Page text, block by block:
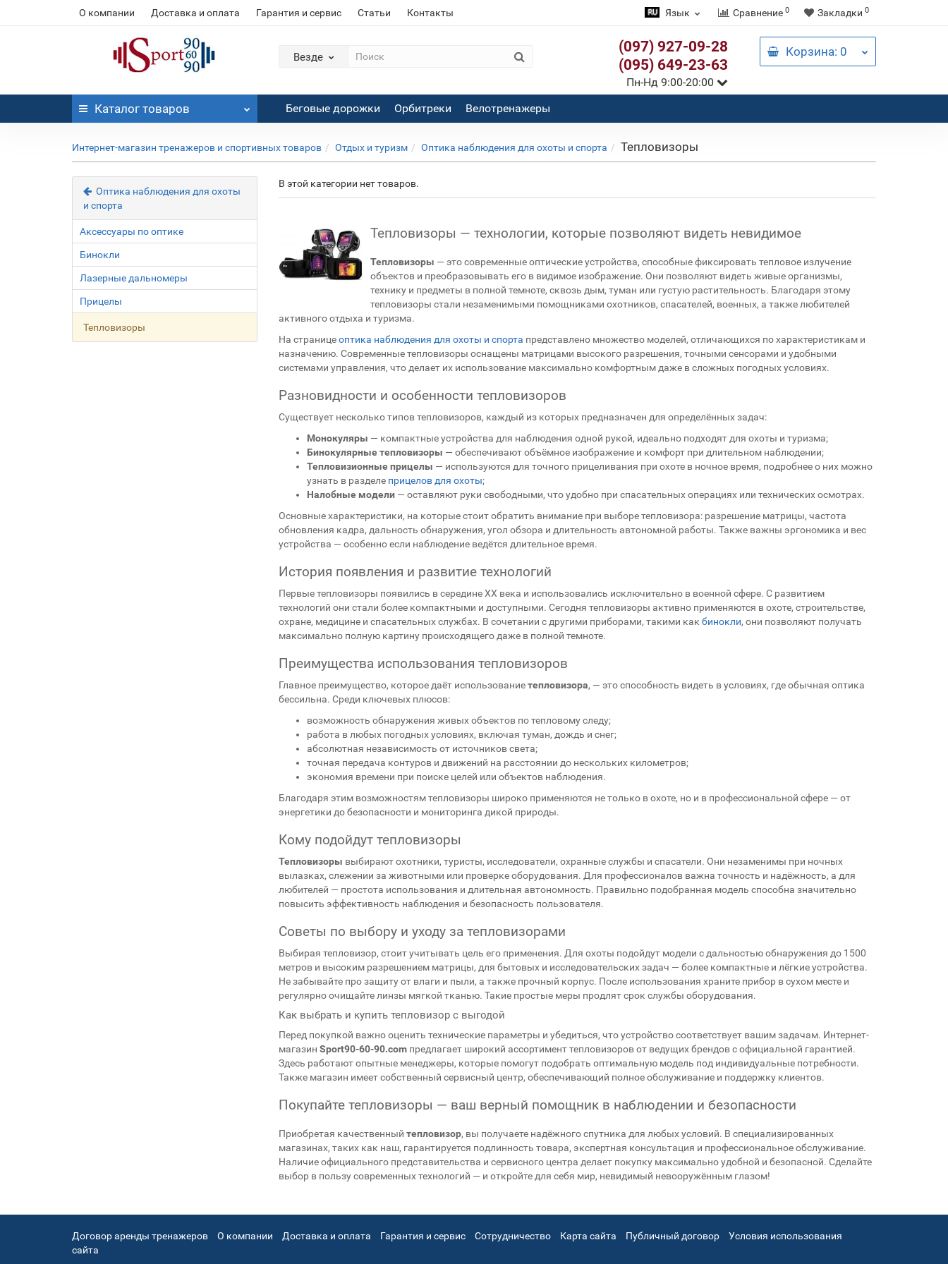
О компании Доставка и оплата Гарантия и сервис Статьи Контакты Язык Сравнение 0 Закладки 0
Везде
(097) 927-09-28
(095) 649-23-63
Пн-Нд 9:00-20:00
Корзина: 0
Каталог товаров Беговые дорожки Орбитреки Велотренажеры
Интернет-магазин тренажеров и спортивных товаров Отдых и туризм Оптика наблюдения для охоты и спорта Тепловизоры
Оптика наблюдения для охоты
и спорта
Аксессуары по оптике
Бинокли
Лазерные дальномеры
Прицелы
Тепловизоры
В этой категории нет товаров.
Тепловизоры — технологии, которые позволяют видеть невидимое
Тепловизоры — это современные оптические устройства, способные фиксировать тепловое излучение
объектов и преобразовывать его в видимое изображение. Они позволяют видеть живые организмы,
технику и предметы в полной темноте, сквозь дым, туман или густую растительность. Благодаря этому
тепловизоры стали незаменимыми помощниками охотников, спасателей, военных, а также любителей
активного отдыха и туризма.
На страницеоптика наблюдения для охоты и спорта представлено множество моделей, отличающихся по характеристикам и
назначению. Современные тепловизоры оснащены матрицами высокого разрешения, точными сенсорами и удобными
системами управления, что делает их использование максимально комфортным даже в сложных погодных условиях.
Разновидности и особенности тепловизоров
Существует несколько типов тепловизоров, каждый из которых предназначен для определённых задач:
Монокуляры — компактные устройства для наблюдения одной рукой, идеально подходят для охоты и туризма;
Бинокулярные тепловизоры — обеспечивают объёмное изображение и комфорт при длительном наблюдении;
Тепловизионные прицелы — используются для точного прицеливания при охоте в ночное время, подробнее о них можно
узнать в разделе прицелов для охоты;
Налобные модели— оставляют руки свободными, что удобно при спасательных операциях или технических осмотрах.
Основные характеристики, на которые стоит обратить внимание при выборе тепловизора: разрешение матрицы, частота
обновления кадра, дальность обнаружения, угол обзора и длительность автономной работы. Также важны эргономика и вес
устройства — особенно если наблюдение ведётся длительное время.
История появления и развитие технологий
Первые тепловизоры появились в середине XX века и использовались исключительно в военной сфере. С развитием
технологий они стали более компактными и доступными. Сегодня тепловизоры активно применяются в охоте, строительстве,
охране, медицине и спасательных службах. В сочетании с другими приборами, такими как бинокли, они позволяют получать
максимально полную картину происходящего даже в полной темноте.
Преимущества использования тепловизоров
Главное преимущество, которое даёт использованиетепловизора, — это способность видеть в условиях, где обычная оптика
бессильна. Среди ключевых плюсов:
возможность обнаружения живых объектов по тепловому следу;
работа в любых погодных условиях, включая туман, дождь и снег;
абсолютная независимость от источников света;
точная передача контуров и движений на расстоянии до нескольких километров;
экономия времени при поиске целей или объектов наблюдения.
Благодаря этим возможностям тепловизоры широко применяются не только в охоте, но и в профессиональной сфере — от
энергетики до безопасности и мониторинга дикой природы.
Кому подойдут тепловизоры
Тепловизоры выбирают охотники, туристы, исследователи, охранные службы и спасатели. Они незаменимы при ночных
вылазках, слежении за животными или проверке оборудования. Для профессионалов важна точность и надёжность, а для
любителей — простота использования и длительная автономность. Правильно подобранная модель способна значительно
повысить эффективность наблюдения и безопасность пользователя.
Советы по выбору и уходу за тепловизорами
Выбирая тепловизор, стоит учитывать цель его применения. Для охоты подойдут модели с дальностью обнаружения до 1500
метров и высоким разрешением матрицы, для бытовых и исследовательских задач — более компактные и лёгкие устройства.
Не забывайте про защиту от влаги и пыли, а также прочный корпус. После использования храните прибор в сухом месте и
регулярно очищайте линзы мягкой тканью. Такие простые меры продлят срок службы оборудования.
Как выбрать и купить тепловизор с выгодой
Перед покупкой важно оценить технические параметры и убедиться, что устройство соответствует вашим задачам. Интернет-
магазин Sport90-60-90.comпредлагает широкий ассортимент тепловизоров от ведущих брендов с официальной гарантией.
Здесь работают опытные менеджеры, которые помогут подобрать оптимальную модель под индивидуальные потребности.
Также магазин имеет собственный сервисный центр, обеспечивающий полное обслуживание и поддержку клиентов.
Покупайте тепловизоры — ваш верный помощник в наблюдении и безопасности
Приобретая качественный тепловизор, вы получаете надёжного спутника для любых условий. В специализированных
магазинах, таких как наш, гарантируется подлинность товара, экспертная консультация и профессиональное обслуживание.
Наличие официального представительства и сервисного центра делает покупку максимально удобной и безопасной. Сделайте
выбор в пользу современных технологий — и откройте для себя мир, невидимый невооружённым глазом!
Договор аренды тренажеров О компании Доставка и оплата Гарантия и сервис Сотрудничество Карта сайта Публичный договор
Условия использования
сайта